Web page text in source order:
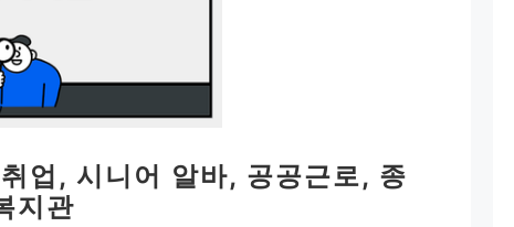
업, 시니어 알바, 공공근로, 종
지관